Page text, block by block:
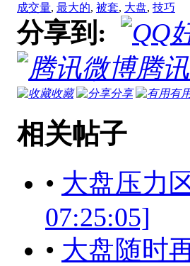
成交量, 最大的, 被套, 大盘, 技巧
分享到:
腾
收藏 分享 有
相关帖子
• 大盘压力
07:25:05]
• 大盘随时